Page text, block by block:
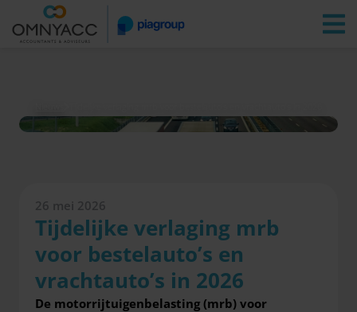
Vestigingen Zoeken
26 mei 2026
Tijdelijke verlaging mrb
voor bestelauto’s en
vrachtauto’s in 2026
De motorrijtuigenbelasting (mrb) voor